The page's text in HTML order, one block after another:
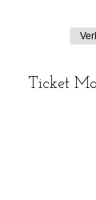
Ticket